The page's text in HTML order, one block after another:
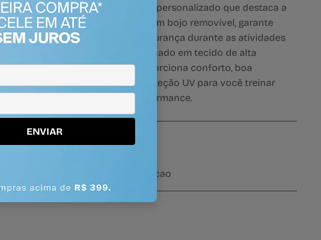
graças ao elástico personalizado que destaca a
peça. Forrado e com bojo removível, garante
sustentação e segurança durante as atividades
físicas. Confeccionado em tecido de alta
compressão, proporciona conforto, boa
sustentação e proteção UV para você treinar
com máxima performance.
alta sustentacao
ENVIAR